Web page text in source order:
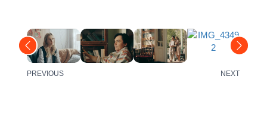
PREVIOUS NEXT